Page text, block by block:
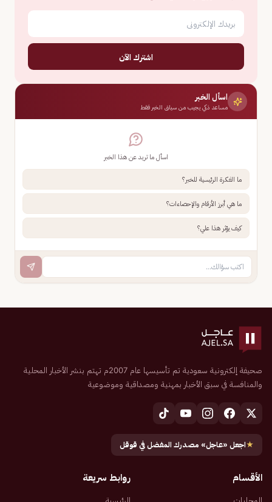
اشترك الآن
اسأل الخبر
مساعد ذكي يجيب من سياق الخبر فقط
اسأل ما تريد عن هذا الخبر
ما الفكرة الرئيسية للخبر؟
ما هي أبرز الأرقام والإحصاءات؟
كيف يؤثر هذا علي؟
صحيفة إلكترونية سعودية تم تأسيسها عام 2007م تهتم بنشر الأخبار المحلية
والمنافسة في سبق الأخبار بمهنية ومصداقية وموضوعية
★اجعل «عاجل» مصدرك المفضل في قوقل
الأقسام روابط سريعة